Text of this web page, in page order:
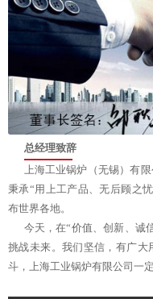
总经理致辞
上海工业锅炉（无锡）有
秉承“用上工产品、无后顾之
布世界各地。
今天，在“价值、创新、诚
挑战未来。我们坚信，有广大
斗，上海工业锅炉有限公司一